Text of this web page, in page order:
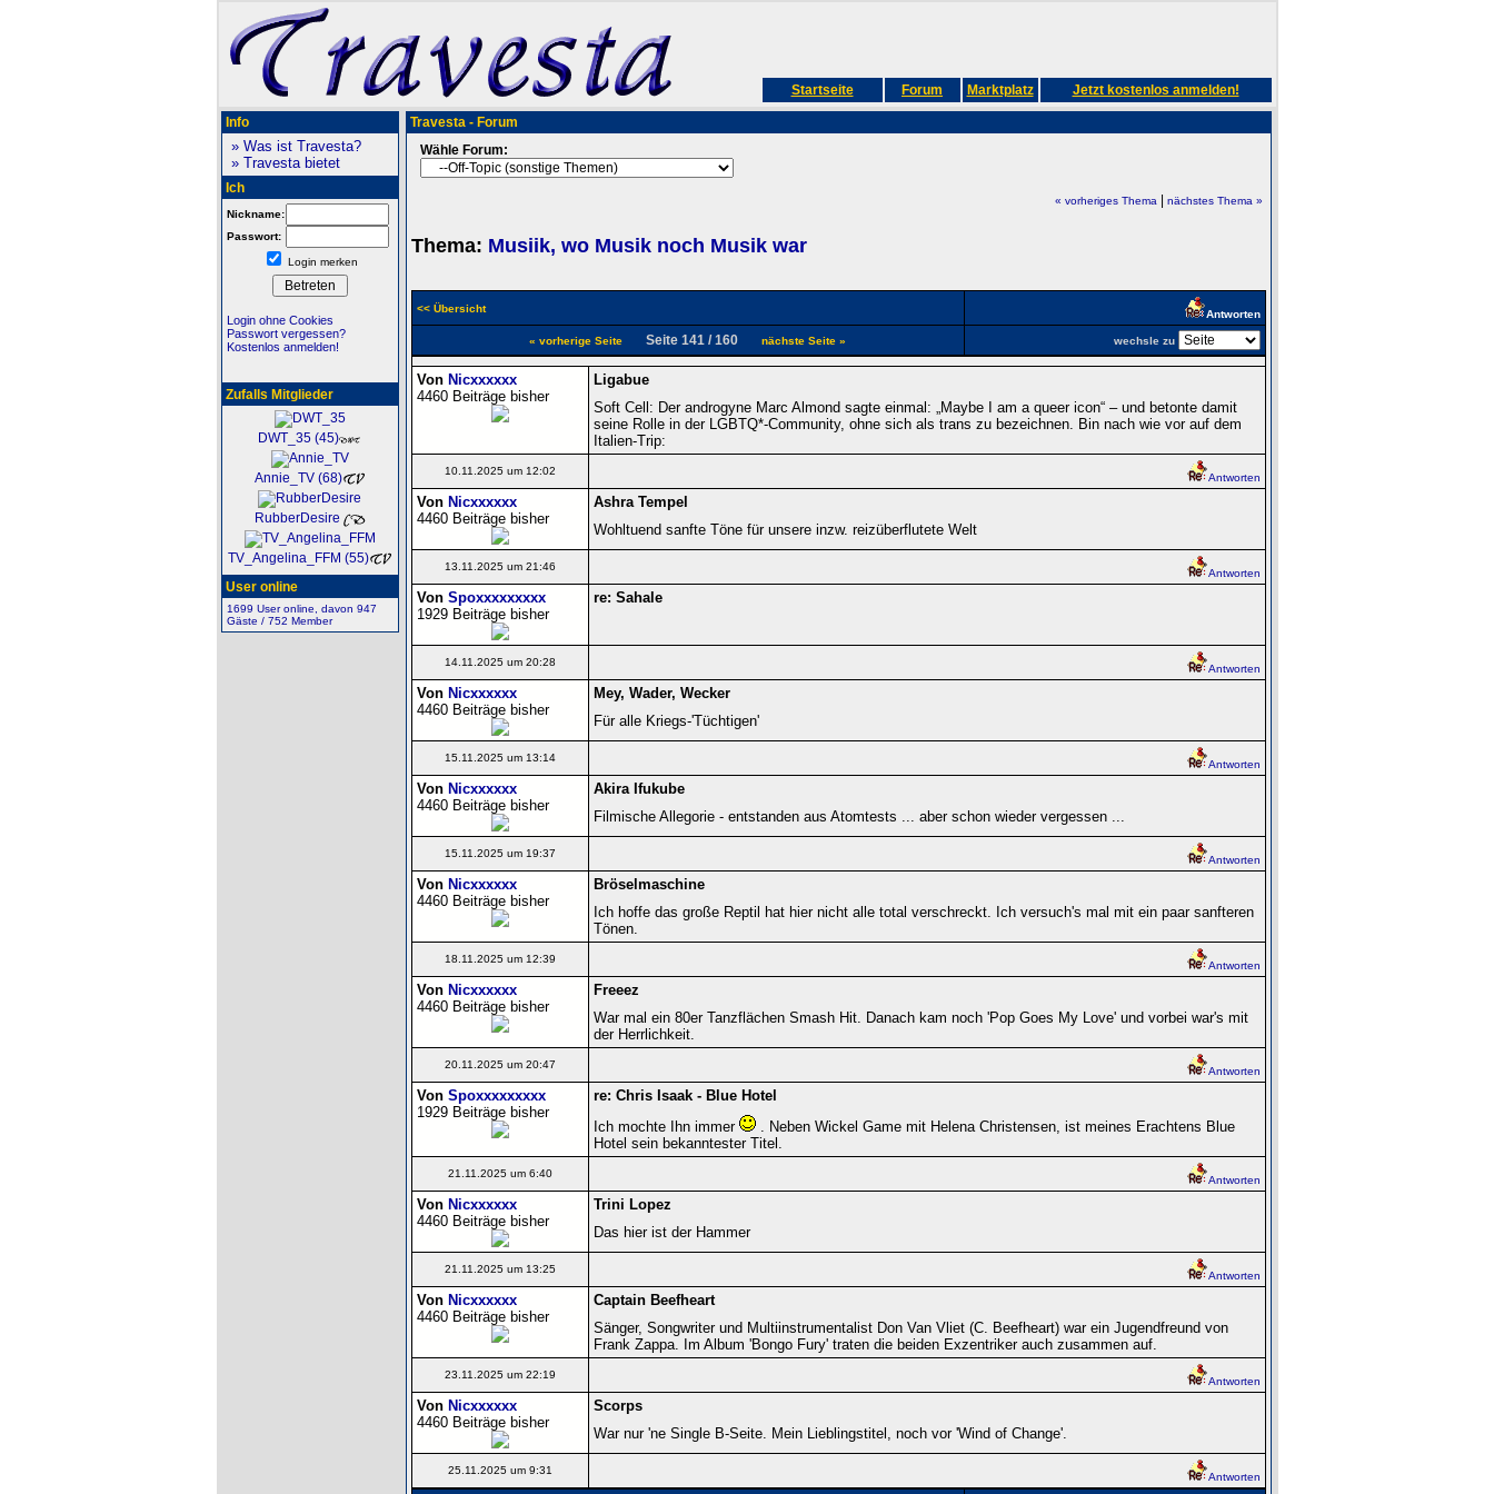
Startseite Forum Marktplatz Jetzt kostenlos anmelden!
Info
» Was ist Travesta?
» Travesta bietet
Ich
Nickname:
Passwort:
Login merken
Login ohne Cookies
Passwort vergessen?
Kostenlos anmelden!
Zufalls Mitglieder
DWT_35 (45)
Annie_TV (68)
RubberDesire
TV_Angelina_FFM (55)
User online
1699 User online, davon 947
Gäste / 752 Member
Travesta - Forum
Wähle Forum:
« vorheriges Thema| nächstes Thema »
Thema: Musiik, wo Musik noch Musik war
<< Übersicht Antworten
« vorherige Seite Seite 141 / 160 nächste Seite » wechsle zu
Von Nicxxxxxx
4460 Beiträge bisher
Ligabue
Soft Cell: Der androgyne Marc Almond sagte einmal: „Maybe I am a queer icon“ – und betonte damit
seine Rolle in der LGBTQ*-Community, ohne sich als trans zu bezeichnen. Bin nach wie vor auf dem
Italien-Trip:
10.11.2025 um 12:02
Antworten
Von Nicxxxxxx
4460 Beiträge bisher
Ashra Tempel
Wohltuend sanfte Töne für unsere inzw. reizüberflutete Welt
13.11.2025 um 21:46
Antworten
Von Spoxxxxxxxxx
1929 Beiträge bisher
re: Sahale
14.11.2025 um 20:28
Antworten
Von Nicxxxxxx
4460 Beiträge bisher
Mey, Wader, Wecker
Für alle Kriegs-'Tüchtigen'
15.11.2025 um 13:14
Antworten
Von Nicxxxxxx
4460 Beiträge bisher
Akira Ifukube
Filmische Allegorie - entstanden aus Atomtests ... aber schon wieder vergessen ...
15.11.2025 um 19:37
Antworten
Von Nicxxxxxx
4460 Beiträge bisher
Bröselmaschine
Ich hoffe das große Reptil hat hier nicht alle total verschreckt. Ich versuch's mal mit ein paar sanfteren
Tönen.
18.11.2025 um 12:39
Antworten
Von Nicxxxxxx
4460 Beiträge bisher
Freeez
War mal ein 80er Tanzflächen Smash Hit. Danach kam noch 'Pop Goes My Love' und vorbei war's mit
der Herrlichkeit.
20.11.2025 um 20:47
Antworten
Von Spoxxxxxxxxx
1929 Beiträge bisher
re: Chris Isaak - Blue Hotel
Ich mochte Ihn immer
. Neben Wickel Game mit Helena Christensen, ist meines Erachtens Blue
Hotel sein bekanntester Titel.
21.11.2025 um 6:40
Antworten
Von Nicxxxxxx
4460 Beiträge bisher
Trini Lopez
Das hier ist der Hammer
21.11.2025 um 13:25
Antworten
Von Nicxxxxxx
4460 Beiträge bisher
Captain Beefheart
Sänger, Songwriter und Multiinstrumentalist Don Van Vliet (C. Beefheart) war ein Jugendfreund von
Frank Zappa. Im Album 'Bongo Fury' traten die beiden Exzentriker auch zusammen auf.
23.11.2025 um 22:19
Antworten
Von Nicxxxxxx
4460 Beiträge bisher
Scorps
War nur 'ne Single B-Seite. Mein Lieblingstitel, noch vor 'Wind of Change'.
25.11.2025 um 9:31
Antworten